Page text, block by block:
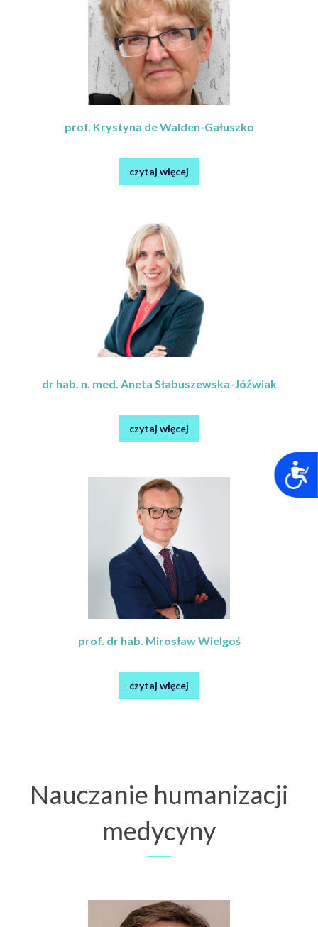
prof. Krystyna de Walden-Gałuszko
czytaj więcej
dr hab. n. med. Aneta Słabuszewska-Jóźwiak
czytaj więcej
prof. dr hab. Mirosław Wielgoś
czytaj więcej
Nauczanie humanizacji
medycyny